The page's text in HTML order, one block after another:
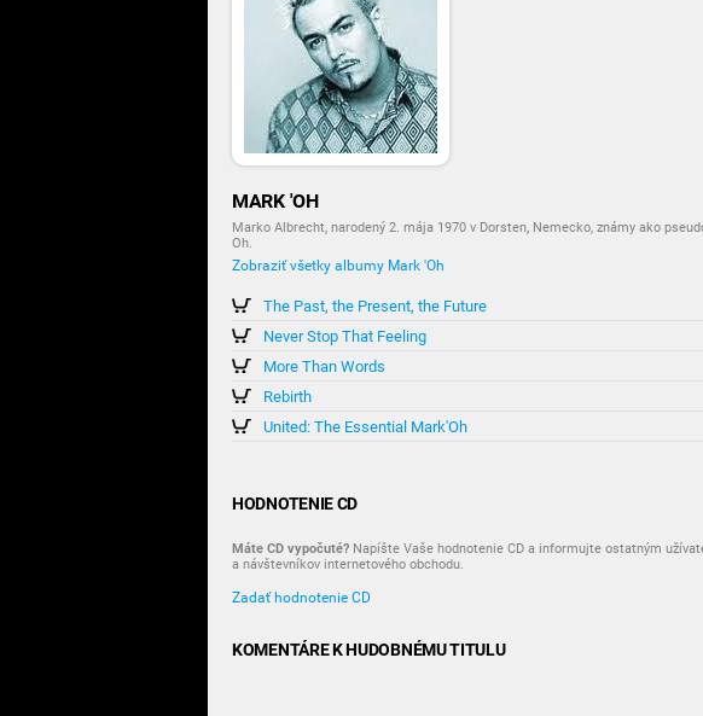
MARK 'OH
Marko Albrecht, narodený 2. mája 1970 v Dorsten, Nemecko, známy ako
Oh.
Zobraziť všetky albumy Mark 'Oh
The Past, the Present, the Future
Never Stop That Feeling
More Than Words
Rebirth
United: The Essential Mark'Oh
HODNOTENIE CD
Máte CD vypočuté? Napíšte Vaše hodnotenie CD a informujte ostatným
a návštevníkov internetového obchodu.
Zadať hodnotenie CD
KOMENTÁRE K HUDOBNÉMU TITULU